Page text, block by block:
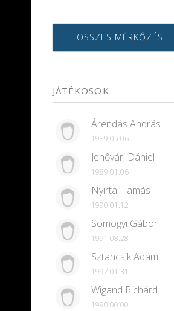
ÖSSZES MÉRKŐZÉS
JÁTÉKOSOK
Árendás András
1989.05.06
Jenővári Dániel
1989.01.06
Nyirtai Tamás
1990.01.12
Somogyi Gábor
1991.08.28
Sztancsik Ádám
1997.01.31
Wigand Richárd
1990.00.00